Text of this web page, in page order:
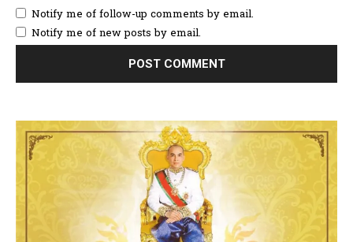
Notify me of follow-up comments by email.
Notify me of new posts by email.